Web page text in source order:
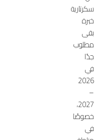
سكرتارية
خبرة
بقى
مطلوب
جدًا
في
2026
–
2027،
خصوصًا
في